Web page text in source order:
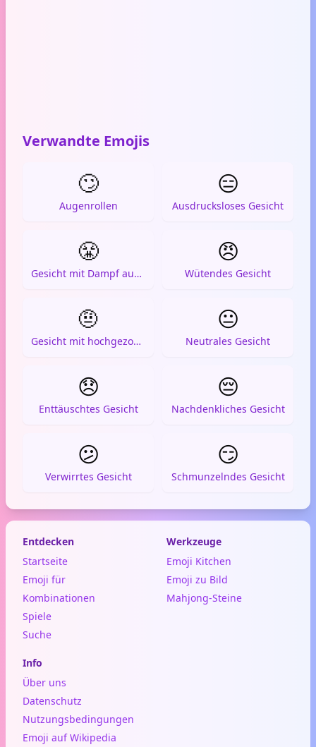
Verwandte Emojis
🙄
Augenrollen
😑
Ausdrucksloses Gesicht
😤
Gesicht mit Dampf aus der Nase
😠
Wütendes Gesicht
🤨
Gesicht mit hochgezogener Augenbraue
😐
Neutrales Gesicht
😞
Enttäuschtes Gesicht
😔
Nachdenkliches Gesicht
😕
Verwirrtes Gesicht
😏
Schmunzelndes Gesicht
Entdecken
Startseite
Emoji für
Kombinationen
Spiele
Suche
Werkzeuge
Emoji Kitchen
Emoji zu Bild
Mahjong-Steine
Info
Über uns
Datenschutz
Nutzungsbedingungen
Emoji auf Wikipedia